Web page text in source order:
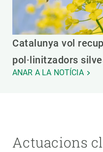
Catalunya vol
pol·linitzadors
ANAR A LA NOTÍCIA
Actuacions